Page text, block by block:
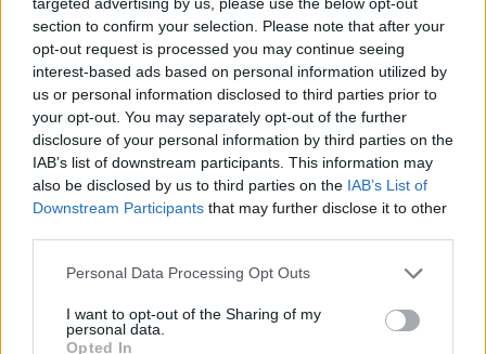
section to confirm your selection. Please note that after your
opt-out request is processed you may continue seeing
interest-based ads based on personal information utilized by
us or personal information disclosed to third parties prior to
your opt-out. You may separately opt-out of the further
disclosure of your personal information by third parties on the
IAB’s list of downstream participants. This information may
also be disclosed by us to third parties on the IAB’s List of
Downstream Participants that may further disclose it to other
Personal Data Processing Opt Outs
I want to opt-out of the Sharing of my
personal data.
Opted In